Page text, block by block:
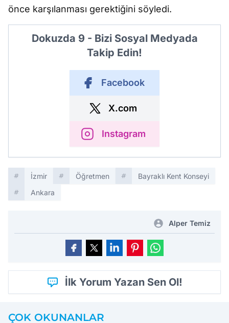
önce karşılanması gerektiğini söyledi.
Dokuzda 9 - Bizi Sosyal Medyada
Takip Edin!
Facebook
X.com
Instagram
İzmir Öğretmen
Bayraklı Kent Konseyi
Ankara
Alper Temiz
İlk Yorum Yazan Sen Ol!
ÇOK OKUNANLAR